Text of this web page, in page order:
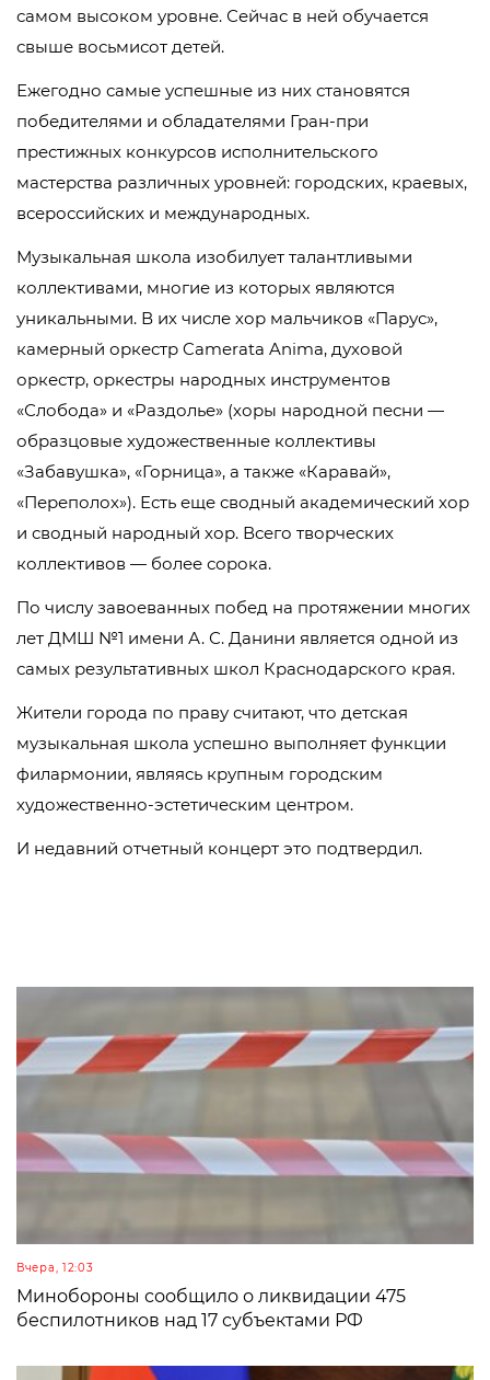
самом высоком уровне. Сейчас в ней обучается
свыше восьмисот детей.
Ежегодно самые успешные из них становятся
победителями и обладателями Гран-при
престижных конкурсов исполнительского
мастерства различных уровней: городских, краевых,
всероссийских и международных.
Музыкальная школа изобилует талантливыми
коллективами, многие из которых являются
уникальными. В их числе хор мальчиков «Парус»,
камерный оркестр Camerata Anima, духовой
оркестр, оркестры народных инструментов
«Слобода» и «Раздолье» (хоры народной песни —
образцовые художественные коллективы
«Забавушка», «Горница», а также «Каравай»,
«Переполох»). Есть еще сводный академический хор
и сводный народный хор. Всего творческих
коллективов — более сорока.
По числу завоеванных побед на протяжении многих
лет ДМШ №1 имени А. С. Данини является одной из
самых результативных школ Краснодарского края.
Жители города по праву считают, что детская
музыкальная школа успешно выполняет функции
филармонии, являясь крупным городским
художественно-эстетическим центром.
И недавний отчетный концерт это подтвердил.
Вчера, 12:03
Минобороны сообщило о ликвидации 475
беспилотников над 17 субъектами РФ